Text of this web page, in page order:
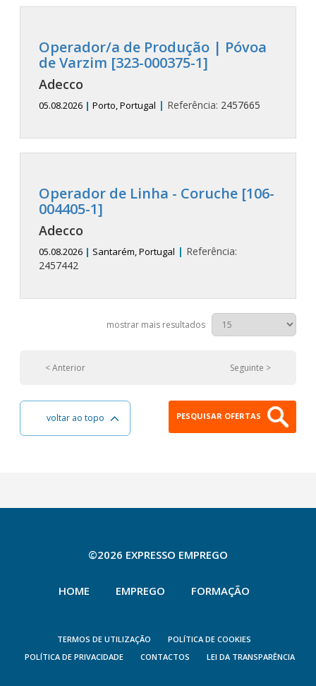
Operador/a de Produção | Póvoa
de Varzim [323-000375-1]
Adecco
05.08.2026 | Porto, Portugal | Referência: 2457665
Operador de Linha - Coruche [106-
004405-1]
Adecco
05.08.2026 | Santarém, Portugal | Referência:
2457442
mostrar mais resultados
< Anterior Seguinte >
voltar ao topo PESQUISAR OFERTAS
©2026 EXPRESSO EMPREGO
HOME EMPREGO FORMAÇÃO
TERMOS DE UTILIZAÇÃO
POLÍTICA DE COOKIES
POLÍTICA DE PRIVACIDADE
CONTACTOS LEI DA TRANSPARÊNCIA